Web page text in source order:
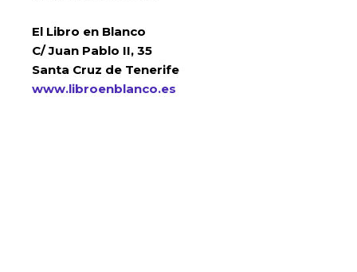
El Libro en Blanco
C/ Juan Pablo II, 35
Santa Cruz de Tenerife
www.libroenblanco.es